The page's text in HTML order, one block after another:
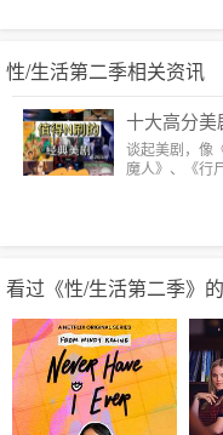
性/生活第二季相关资讯
谈起美剧，像
魔人》、《行
看过《性/生活第二季》